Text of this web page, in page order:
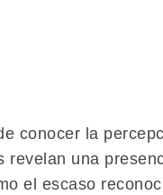
conocer la
una
el escaso